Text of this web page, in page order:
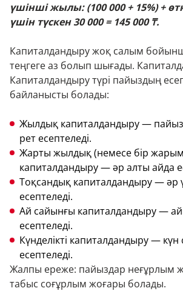
үшінші жылы: (100 000 + 15%) +
үшін түскен 30 000 = 145 000 ₸.
Капиталдандыру жоқ салым
теңгеге аз болып шығады.
Капиталдандыру түрі пайыздың
байланысты болады:
Жылдық капиталдандыру —
рет есептеледі.
Жарты жылдық (немесе бір
капиталдандыру — әр алты айда
Тоқсандық капиталдандыру — әр
есептеледі.
Ай сайынғы капиталдандыру —
есептеледі.
Күнделікті капиталдандыру —
есептеледі.
Жалпы ереже: пайыздар неғұрлым
табыс соғұрлым жоғары болады.